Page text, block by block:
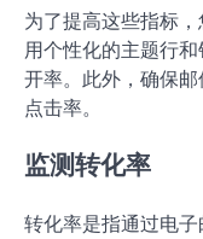
为了提高这些指标
用个性化的主题行
开率。此外，确保
点击率。
监测转化率
转化率是指通过电